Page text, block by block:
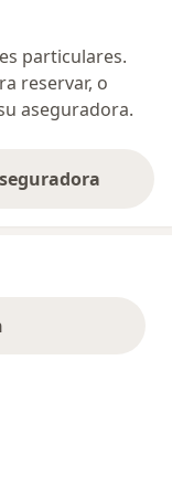
particulares.
reservar, o
aseguradora.